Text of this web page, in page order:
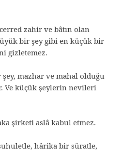
zahir ve bâtın olan
bir şey gibi en küçük bir
gizletemez.
mazhar ve mahal olduğu
Ve küçük şeylerin nevileri
şirketi aslâ kabul etmez.
hârika bir süratle,